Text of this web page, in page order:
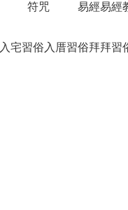
符咒
易經易經
入宅習俗 入厝習俗拜拜習